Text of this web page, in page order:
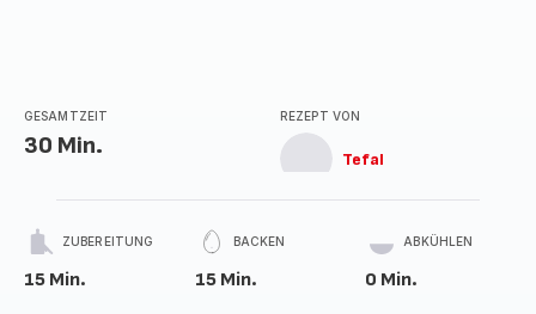
GESAMTZEIT
30 Min.
REZEPT VON
Tefal
ZUBEREITUNG
15 Min.
BACKEN
15 Min.
ABKÜHLEN
0 Min.